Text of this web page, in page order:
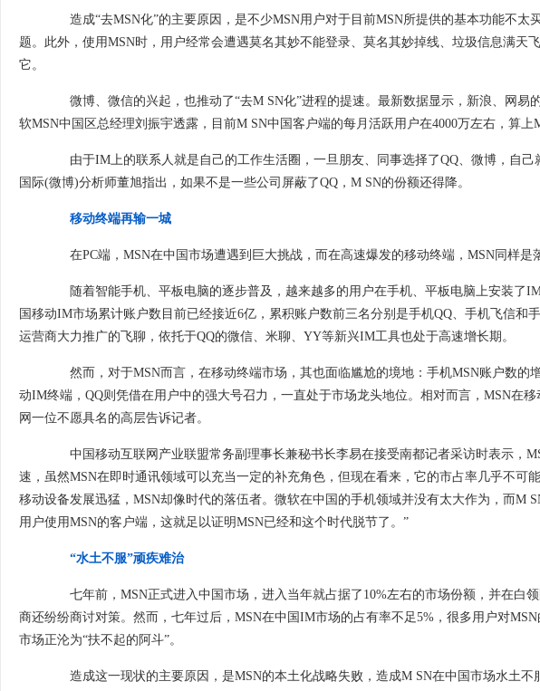
造成“去MSN化”的主要原因，是不少MSN用户对于目前MSN所提供的基本功能不太
题。此外，使用MSN时，用户经常会遭遇莫名其妙不能登录、莫名其妙掉线、垃圾信息满天
它。
微博、微信的兴起，也推动了“去M SN化”进程的提速。最新数据显示，新浪、网易
软MSN中国区总经理刘振宇透露，目前M SN中国客户端的每月活跃用户在4000万左右，算上
由于IM上的联系人就是自己的工作生活圈，一旦朋友、同事选择了QQ、微博，自己
国际(微博)分析师董旭指出，如果不是一些公司屏蔽了QQ，M SN的份额还得降。
移动终端再输一城
在PC端，MSN在中国市场遭遇到巨大挑战，而在高速爆发的移动终端，MSN同样是
随着智能手机、平板电脑的逐步普及，越来越多的用户在手机、平板电脑上安装了
国移动IM市场累计账户数目前已经接近6亿，累积账户数前三名分别是手机QQ、手机飞信和
运营商大力推广的飞聊，依托于QQ的微信、米聊、YY等新兴IM工具也处于高速增长期。
然而，对于MSN而言，在移动终端市场，其也面临尴尬的境地：手机MSN账户数的
动IM终端，QQ则凭借在用户中的强大号召力，一直处于市场龙头地位。相对而言，MSN在
网一位不愿具名的高层告诉记者。
中国移动互联网产业联盟常务副理事长兼秘书长李易在接受南都记者采访时表示，
速，虽然MSN在即时通讯领域可以充当一定的补充角色，但现在看来，它的市占率几乎不可
移动设备发展迅猛，MSN却像时代的落伍者。微软在中国的手机领域并没有太大作为，而M
用户使用MSN的客户端，这就足以证明MSN已经和这个时代脱节了。”
“水土不服”顽疾难治
七年前，MSN正式进入中国市场，进入当年就占据了10%左右的市场份额，并在白
商还纷纷商讨对策。然而，七年过后，MSN在中国IM市场的占有率不足5%，很多用户对
市场正沦为“扶不起的阿斗”。
造成这一现状的主要原因，是MSN的本土化战略失败，造成M SN在中国市场水土不